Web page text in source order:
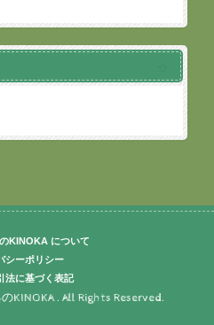
KINOKA について
シーポリシー
法に基づく表記
KINOKA . All Rights Reserved.